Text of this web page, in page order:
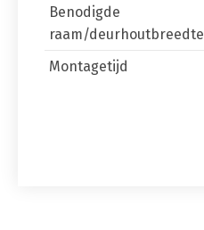
Benodigde
raam/deurhoutbreedte
Montagetijd